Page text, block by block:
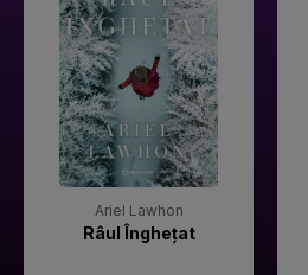
Ariel Lawhon
Râul Înghețat